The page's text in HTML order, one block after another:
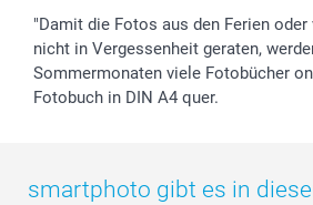
"Damit die Fotos aus den Ferien
nicht in Vergessenheit geraten,
Sommermonaten viele Fotobücher
Fotobuch in DIN A4 quer.
smartphoto gibt es in